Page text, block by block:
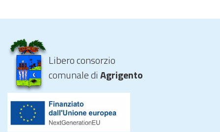
Libero consorzio
comunale diAgrigento